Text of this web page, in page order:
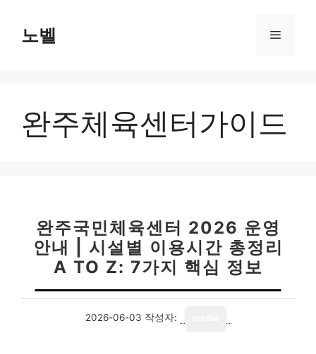
노벨 메
완주체육센터가이드
완주국민체육센터 2026 운영
안내 | 시설별 이용시간 총정리
A TO Z: 7가지 핵심 정보
2026-06-03 작성자: